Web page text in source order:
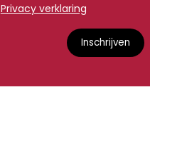
Privacy verklaring
Inschrijven